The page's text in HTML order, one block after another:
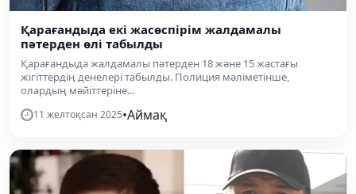
Қарағандыда екі жасөспірім жалдамалы
пәтерден өлі табылды
Қарағандыда жалдамалы пәтерден 18 және 15 жастағы
жігіттердің денелері табылды. Полиция мәліметінше,
олардың мәйіттеріне...
11 желтоқсан 2025•Аймақ